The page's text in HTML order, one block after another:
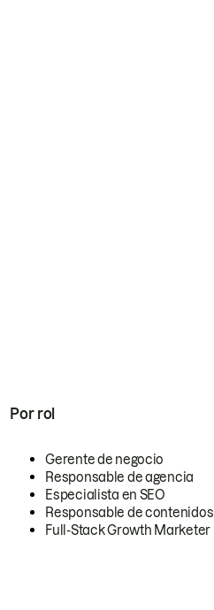
Por rol
Gerente de negocio
Responsable de agencia
Especialista en SEO
Responsable de contenidos
Full-Stack Growth Marketer